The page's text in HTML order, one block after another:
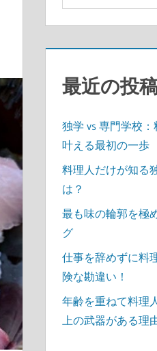
最近の投
独学 vs 専門学校
叶える最初の一歩
料理人だけが知る
は？
最も味の輪郭を極
グ
仕事を辞めずに料
険な勘違い！
年齢を重ねて料理
上の武器がある理